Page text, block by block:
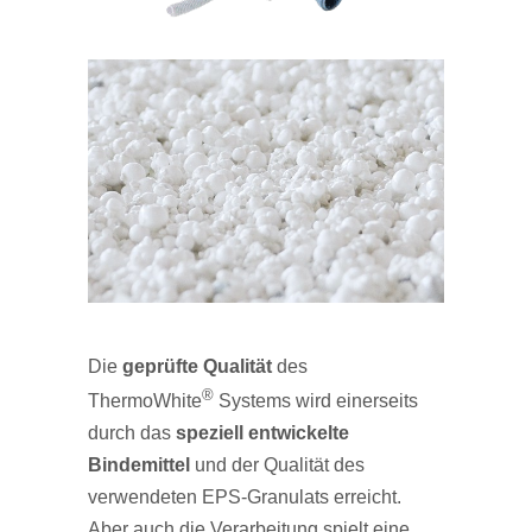
Die geprüfte Qualität des
ThermoWhite® Systems wird einerseits
durch das speziell entwickelte
Bindemittel und der Qualität des
verwendeten EPS-Granulats erreicht.